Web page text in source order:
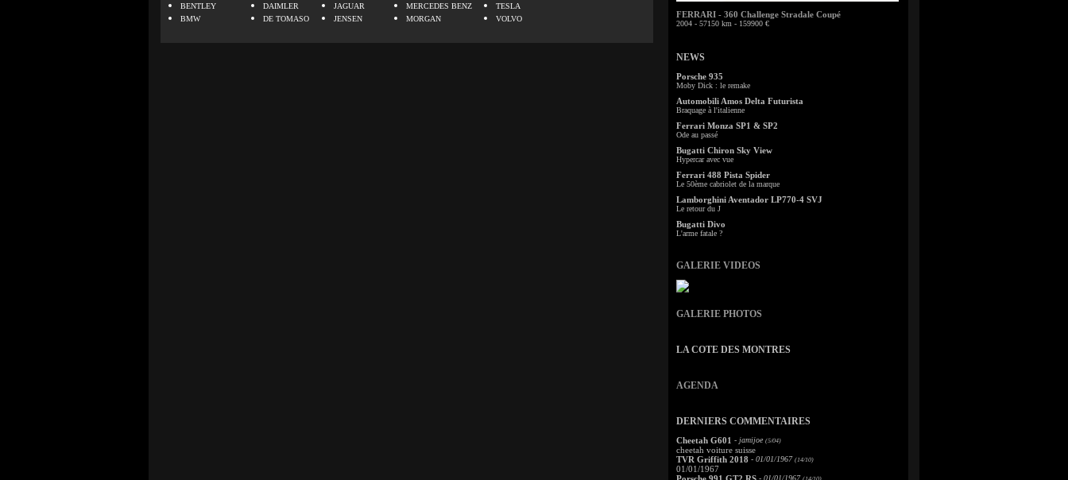
BENTLEY
BMW
DAIMLER
DE TOMASO
JAGUAR
JENSEN
MERCEDES BENZ
MORGAN
TESLA
VOLVO
FERRARI - 360 Challenge Stradale Coupé
2004 - 57150 km - 159900 €
NEWS
Porsche 935
Moby Dick : le remake
Automobili Amos Delta Futurista
Braquage à l'italienne
Ferrari Monza SP1 & SP2
Ode au passé
Bugatti Chiron Sky View
Hypercar avec vue
Ferrari 488 Pista Spider
Le 50ème cabriolet de la marque
Lamborghini Aventador LP770-4 SVJ
Le retour du J
Bugatti Divo
L'arme fatale ?
GALERIE VIDEOS
GALERIE PHOTOS
LA COTE DES MONTRES
AGENDA
DERNIERS COMMENTAIRES
Cheetah G601 - jamijoe (5/04)
cheetah voiture suisse
TVR Griffith 2018 - 01/01/1967 (14/10)
01/01/1967
- 01/01/1967